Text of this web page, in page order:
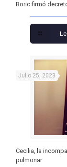
Boric firmó
Julio 25, 2023
Cecilia, la
pulmonar